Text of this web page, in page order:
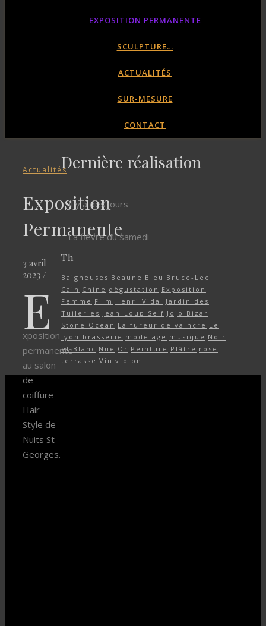
EXPOSITION PERMANENTE
SCULPTURE…
ACTUALITÉS
SUR-MESURE
CONTACT
Actualités
Exposition
Permanente
3 avril
2023 /
E
xposition
permanente
au salon
de
coiffure
Hair
Style de
Nuits St
Georges.
Dernière réalisation
Il y a des jours
La fièvre du samedi
Th
Baigneuses Beaune Bleu Bruce-Lee
Cain Chine dègustation Exposition
Femme Film Henri Vidal Jardin des
Tuileries Jean-Loup Seif Jojo Bizar
Stone Ocean La fureur de vaincre Le
lyon brasserie modelage musique Noir
et Blanc Nue Or Peinture Plâtre rose
terrasse Vin violon